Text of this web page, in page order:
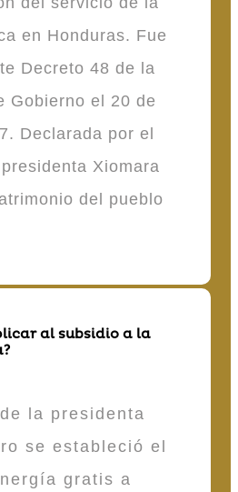
en Honduras. Fue
Decreto 48 de la
Gobierno el 20 de
Declarada por el
Xiomara
del pueblo
al subsidio a la
la presidenta
se estableció el
gratis a